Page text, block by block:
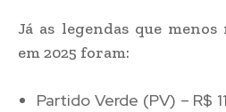
Já as legendas que
em 2025 foram:
Partido Verde (PV) – R$